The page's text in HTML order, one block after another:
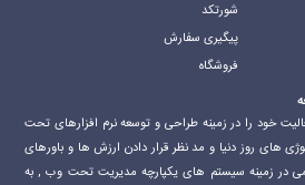
شورتکد
پیگیری سفارش
فروشگاه
ماهدیس وب از سال 1390 فعالیت خود را در زمینه طراحی و توسعه نرم افزارهای تحت
های روز دنیا و مد نظر قرار دادن ارزش ها و باورهای
در زمینه سیستم های یکپارچه مدیریت تحت وب , به